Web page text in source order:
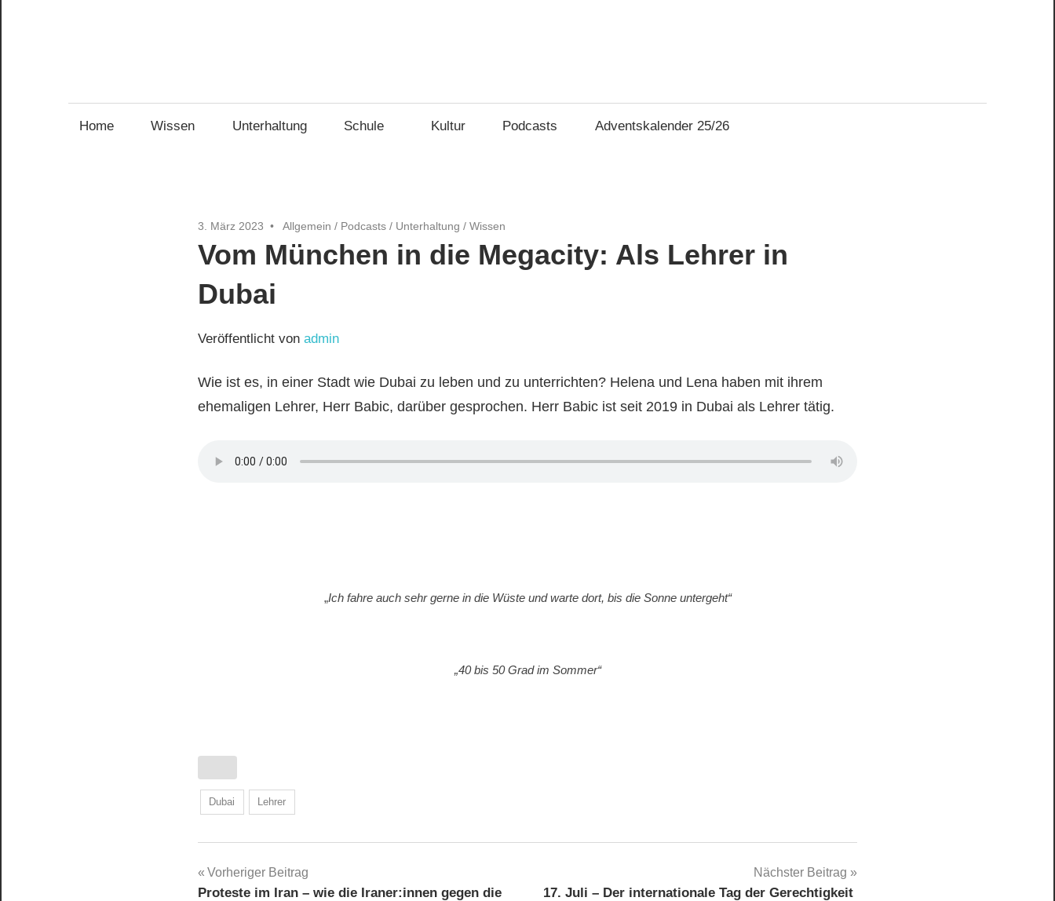
Home Wissen Unterhaltung Schule Kultur Podcasts Adventskalender 25/26
3. März 2023 Allgemein / Podcasts / Unterhaltung / Wissen
Vom München in die Megacity: Als Lehrer in
Dubai
Veröffentlicht von admin
Wie ist es, in einer Stadt wie Dubai zu leben und zu unterrichten? Helena und Lena haben mit ihrem
ehemaligen Lehrer, Herr Babic, darüber gesprochen. Herr Babic ist seit 2019 in Dubai als Lehrer tätig.
„Ich fahre auch sehr gerne in die Wüste und warte dort, bis die Sonne untergeht“
„40 bis 50 Grad im Sommer“
Dubai Lehrer
Beitragsnavigation
Vorheriger Beitrag
Proteste im Iran – wie die Iraner:innen gegen die
Nächster Beitrag
17. Juli – Der internationale Tag der Gerechtigkeit